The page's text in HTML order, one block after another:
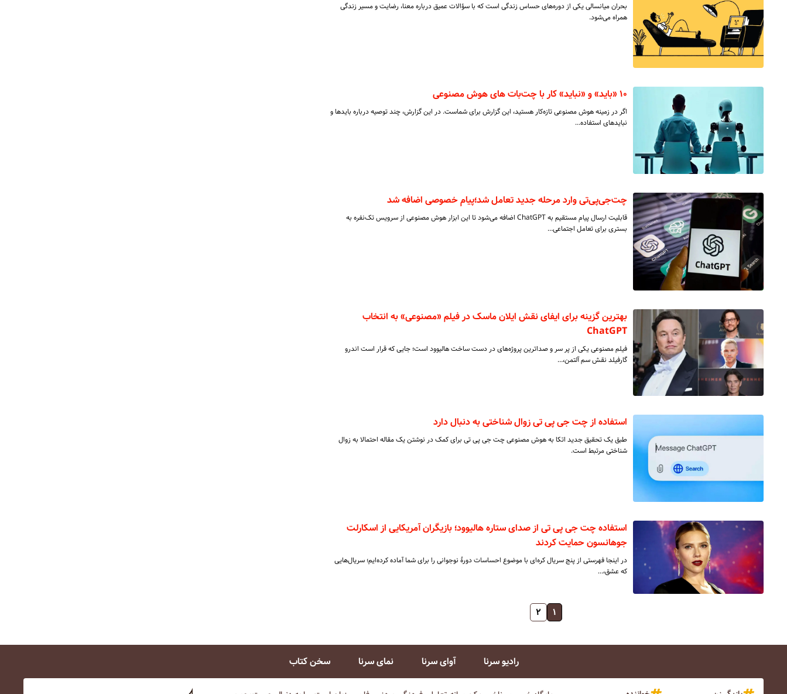
بحران میانسالی یکی از دوره‌های حساس زندگی است که با سؤالات عمیق درباره معنا، رضایت و مسیر زندگی
همراه می‌شود.
۱۰ «باید» و «نباید» کار با چت‌بات‌ های هوش مصنوعی
اگر در زمینه هوش مصنوعی تازه‌کار هستید، این گزارش برای شماست. در این گزارش، چند توصیه درباره بایدها و
نبایدهای استفاده…
چت‌جی‌پی‌تی وارد مرحله جدید تعامل شد؛پیام خصوصی اضافه شد
قابلیت ارسال پیام مستقیم به ChatGPT اضافه می‌شود تا این ابزار هوش مصنوعی از سرویس تک‌نفره به
بستری برای تعامل اجتماعی…
بهترین گزینه‌ برای ایفای نقش ایلان ماسک در فیلم «مصنوعی» به انتخاب
ChatGPT
فیلم مصنوعی یکی از پر سر و صداترین پروژه‌های در دست ساخت هالیوود است؛ جایی که قرار است اندرو
گارفیلد نقش سم آلتمن،…
استفاده از چت جی پی تی زوال شناختی به دنبال دارد
طبق یک تحقیق جدید اتکا به هوش مصنوعی چت جی پی تی برای کمک در نوشتن یک مقاله احتمالا به زوال
شناختی مرتبط است.
استفاده چت جی پی تی از صدای ستاره هالیوود؛ بازیگران آمریکایی از اسکارلت
جوهانسون حمایت کردند
در اینجا فهرستی از پنج سریال کره‌ای با موضوع احساسات دورۀ نوجوانی را برای شما آماده کرده‌ایم؛ سریال‌هایی
که عشق،…
۱ ۲
رادیو سرنا آوای سرنا نمای سرنا سخن کتاب